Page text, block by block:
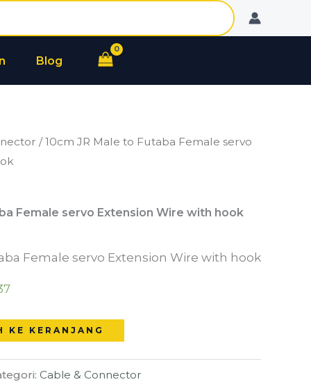
Blog
/ 10cm JR Male to Futaba Female servo
Female servo Extension Wire with hook
Female servo Extension Wire with hook
KE KERANJANG
Cable & Connector
Futaba
Female
servo
with